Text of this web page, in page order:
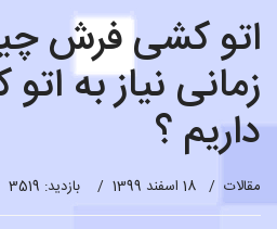
اتو کشی فرش
زمانی نیاز به
داریم ؟
مقالات 18 اسفند 1399 بازدید: 3519